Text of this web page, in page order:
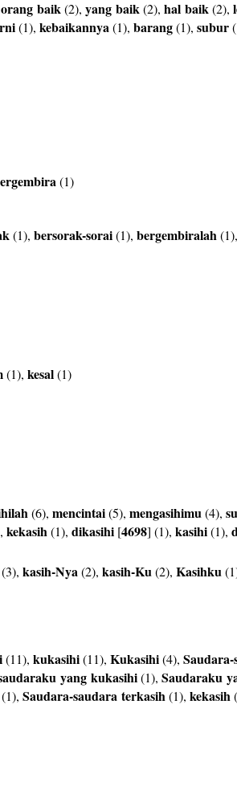
orang baik(2), yang baik(2), hal baik(2),
(1), kebaikannya(1), barang(1), subur
(1)
(1), bersorak-sorai(1), bergembiralah(1),
(1), kesal(1)
(6), mencintai(5), mengasihimu(4),
kekasih(1), dikasihi [4698] (1), kasihi(1),
(3), kasih-Nya(2), kasih-Ku(2), Kasihku
(11), kukasihi(11), Kukasihi(4),
yang kukasihi(1), Saudaraku
(1), Saudara-saudara terkasih(1), kekasih